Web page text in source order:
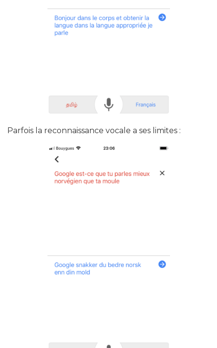
Parfois la reconnaissance vocale a ses limites :